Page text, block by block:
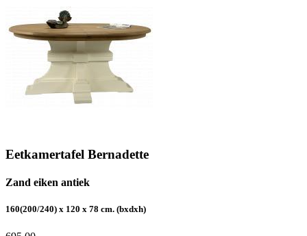
Eetkamertafel Bernadette
Zand eiken antiek
160(200/240) x 120 x 78 cm. (bxdxh)